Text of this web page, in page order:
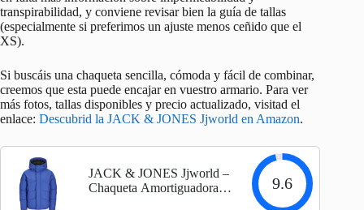
transpirabilidad, y conviene revisar bien la guía de tallas
(especialmente si preferimos un ajuste menos ceñido que el
XS).
Si buscáis una chaqueta sencilla, cómoda y fácil de combinar,
creemos que esta puede encajar en vuestro armario. Para ver
más fotos, tallas disponibles y precio actualizado, visitad el
enlace: Descubrid la JACK & JONES Jjworld en Amazon.
JACK & JONES Jjworld –
Chaqueta Amortiguadora
9.6